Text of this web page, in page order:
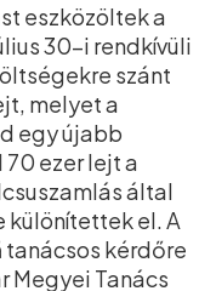
eszközöltek a
30-i rendkívüli
szánt
melyet a
egy újabb
ezer lejt a
által
különítettek el. A
kérdőre
Megyei Tanács